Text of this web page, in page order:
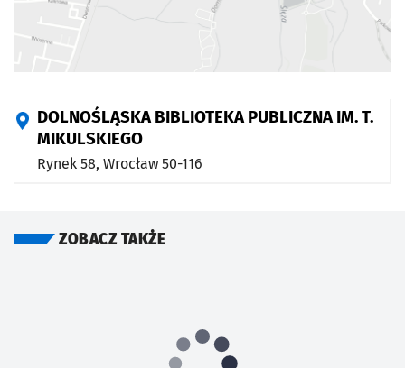
DOLNOŚLĄSKA BIBLIOTEKA PUBLICZNA IM. T.
MIKULSKIEGO
Rynek 58, Wrocław 50-116
ZOBACZ TAKŻE